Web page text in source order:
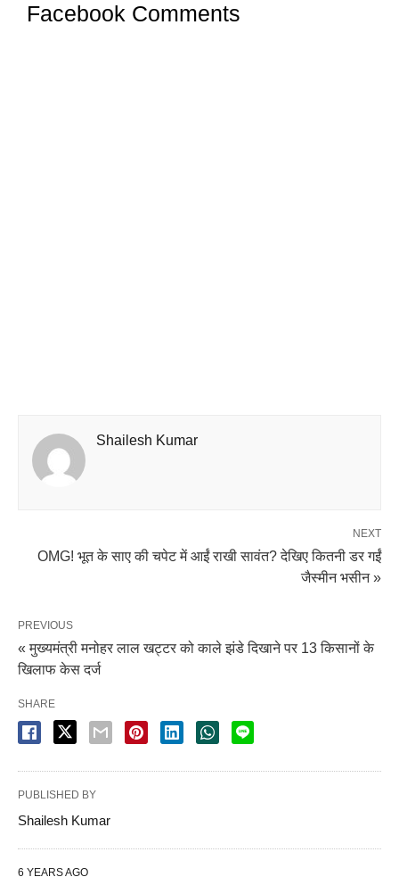
Facebook Comments
Shailesh Kumar
NEXT
OMG! भूत के साए की चपेट में आईं राखी सावंत? देखिए कितनी डर गईं
जैस्मीन भसीन »
PREVIOUS
« मुख्यमंत्री मनोहर लाल खट्टर को काले झंडे दिखाने पर 13 किसानों के
खिलाफ केस दर्ज
SHARE
PUBLISHED BY
Shailesh Kumar
6 YEARS AGO